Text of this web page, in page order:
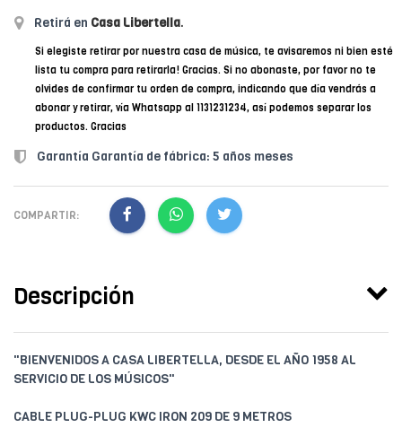
Retirá en Casa Libertella.
Si elegiste retirar por nuestra casa de música, te avisaremos ni bien esté
lista tu compra para retirarla! Gracias. Si no abonaste, por favor no te
olvides de confirmar tu orden de compra, indicando que día vendrás a
abonar y retirar, vía Whatsapp al 1131231234, así podemos separar los
productos. Gracias
Garantía Garantía de fábrica: 5 años meses
COMPARTIR:
Descripción
"BIENVENIDOS A CASA LIBERTELLA, DESDE EL AÑO 1958 AL
SERVICIO DE LOS MÚSICOS"
CABLE PLUG-PLUG KWC IRON 209 DE 9 METROS